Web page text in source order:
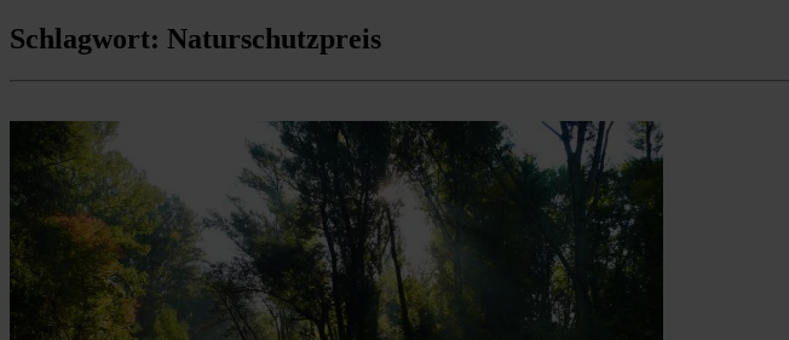
Schlagwort: Naturschutzpreis